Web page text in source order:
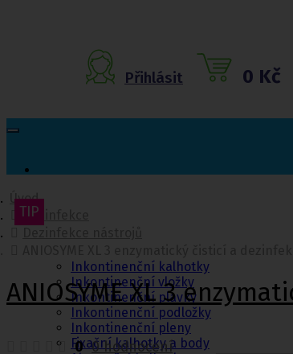
Přihlásit 0 Kč
Inkontinenční kalhotky
Inkontinenční vložky
Inkontinenční plavky
Inkontinenční podložky
Inkontinenční pleny
Fixační kalhotky a body
Úvod
Dezinfekce
ANIOSYME XL 3
0 0 hodnocení
TIP